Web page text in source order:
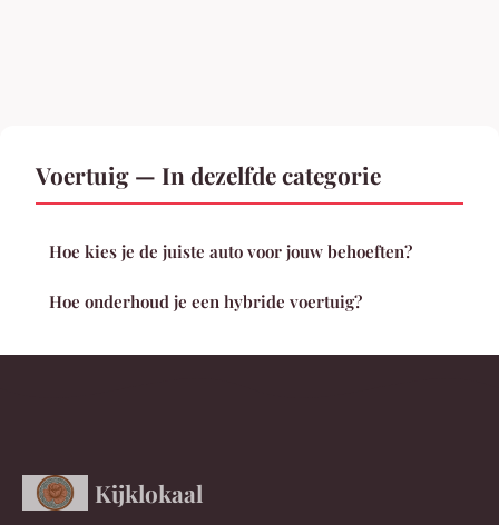
Voertuig — In dezelfde categorie
Hoe kies je de juiste auto voor jouw behoeften?
Hoe onderhoud je een hybride voertuig?
Kijklokaal